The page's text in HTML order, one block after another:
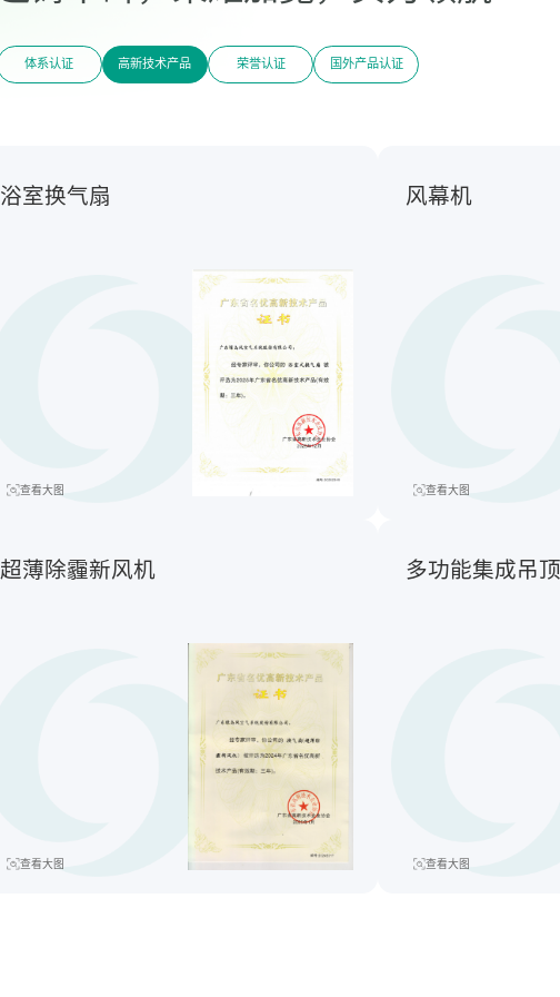
体系认证 高新技术产品 荣誉认证 国外产品认证
浴室换气扇
查看大图
风幕机
查看大图
超薄除霾新风机
查看大图
多功能集成吊
查看大图